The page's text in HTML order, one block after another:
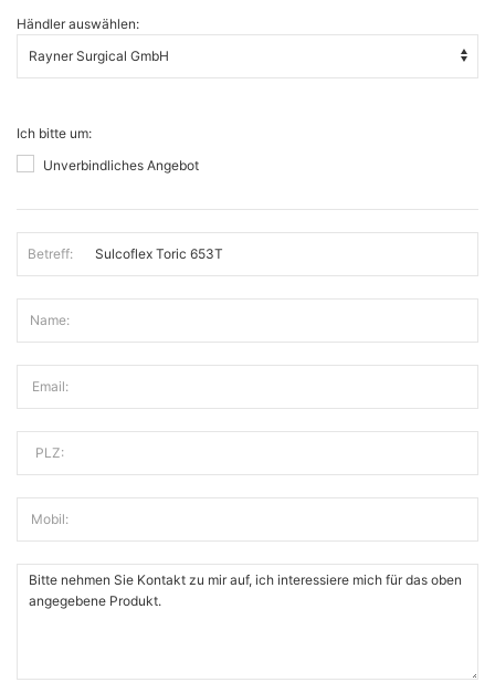
Händler auswählen:
Ich bitte um:
Unverbindliches Angebot
Betreff:
Name:
Email:
PLZ:
Mobil: